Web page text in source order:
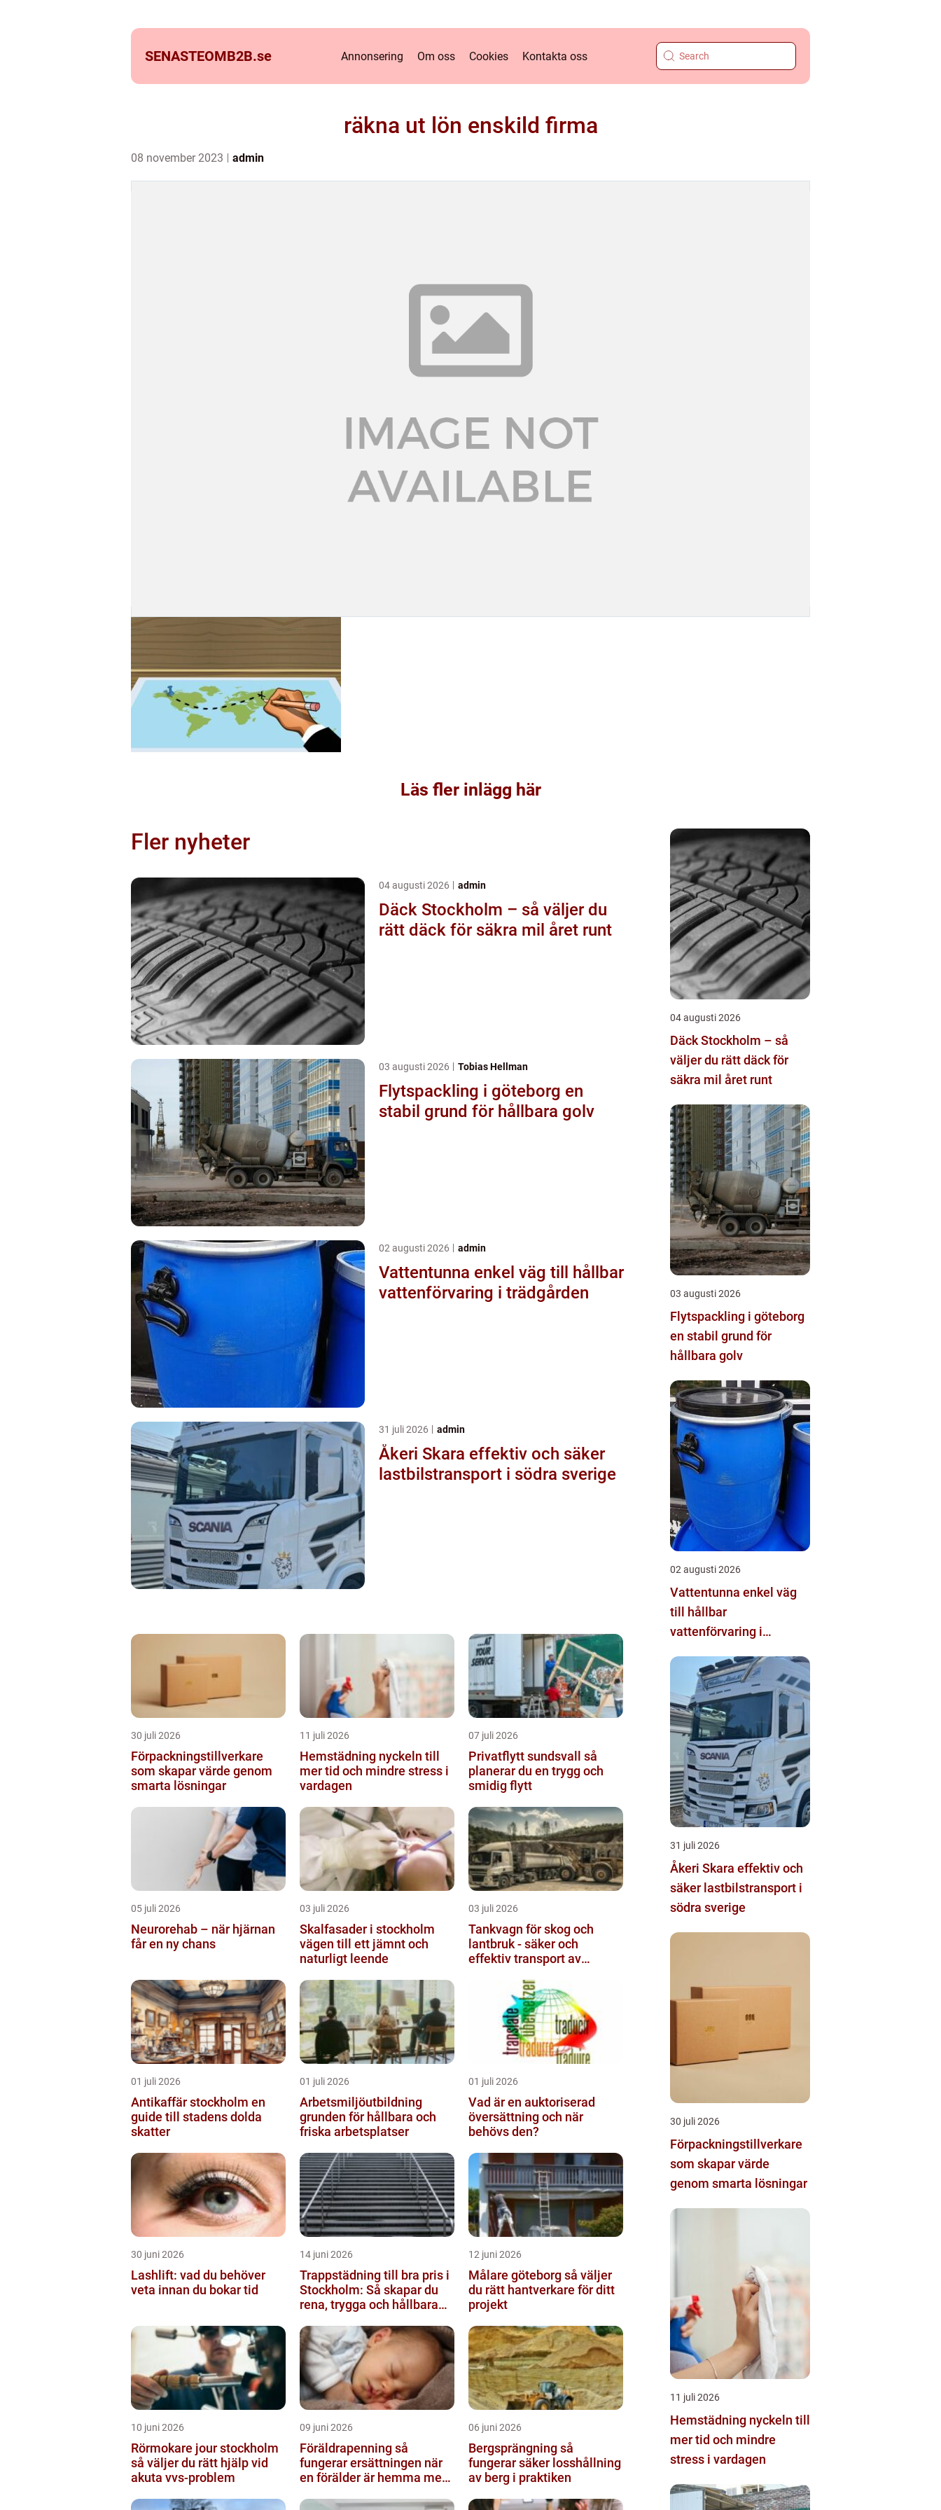
SENASTEOMB2B.se Annonsering Om oss Cookies Kontakta oss
räkna ut lön enskild firma
08 november 2023 admin
Läs fler inlägg här
Fler nyheter
04 augusti 2026 admin
Däck Stockholm – så väljer du
rätt däck för säkra mil året runt
03 augusti 2026 Tobias Hellman
Flytspackling i göteborg en
stabil grund för hållbara golv
02 augusti 2026 admin
Vattentunna enkel väg till hållbar
vattenförvaring i trädgården
31 juli 2026 admin
Åkeri Skara effektiv och säker
lastbilstransport i södra sverige
30 juli 2026
Förpackningstillverkare
som skapar värde genom
smarta lösningar
11 juli 2026
Hemstädning nyckeln till
mer tid och mindre stress i
vardagen
07 juli 2026
Privatflytt sundsvall så
planerar du en trygg och
smidig flytt
05 juli 2026
Neurorehab – när hjärnan
får en ny chans
03 juli 2026
Skalfasader i stockholm
vägen till ett jämnt och
naturligt leende
03 juli 2026
Tankvagn för skog och
lantbruk - säker och
effektiv transport av
01 juli 2026
Antikaffär stockholm en
guide till stadens dolda
skatter
01 juli 2026
Arbetsmiljöutbildning
grunden för hållbara och
friska arbetsplatser
01 juli 2026
Vad är en auktoriserad
översättning och när
behövs den?
30 juni 2026
Lashlift: vad du behöver
veta innan du bokar tid
14 juni 2026
Trappstädning till bra pris i
Stockholm: Så skapar du
rena, trygga och hållbara
12 juni 2026
Målare göteborg så väljer
du rätt hantverkare för ditt
projekt
10 juni 2026
Rörmokare jour stockholm
så väljer du rätt hjälp vid
akuta vvs-problem
09 juni 2026
Föräldrapenning så
fungerar ersättningen när
en förälder är hemma med
06 juni 2026
Bergsprängning så
fungerar säker losshållning
av berg i praktiken
04 augusti 2026
Däck Stockholm – så
väljer du rätt däck för
säkra mil året runt
03 augusti 2026
Flytspackling i göteborg
en stabil grund för
hållbara golv
02 augusti 2026
Vattentunna enkel väg
till hållbar
vattenförvaring i
31 juli 2026
Åkeri Skara effektiv och
säker lastbilstransport i
södra sverige
30 juli 2026
Förpackningstillverkare
som skapar värde
genom smarta lösningar
11 juli 2026
Hemstädning nyckeln till
mer tid och mindre
stress i vardagen